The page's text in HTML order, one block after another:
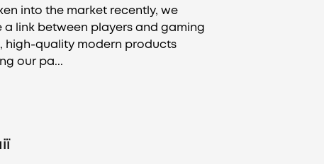
into the market recently, we
link between players and gaming
high-quality modern products
our pa...